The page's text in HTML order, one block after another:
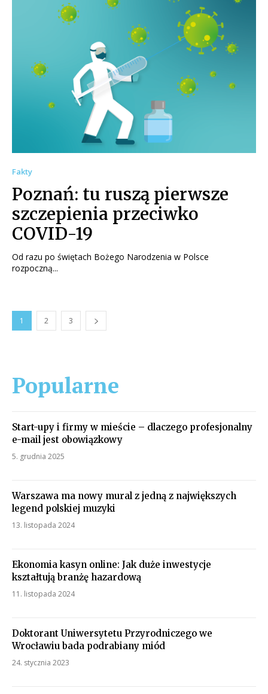
Fakty
Poznań: tu ruszą pierwsze
szczepienia przeciwko
COVID-19
Od razu po świętach Bożego Narodzenia w Polsce
rozpoczną...
1 2 3
Popularne
Start-upy i firmy w mieście – dlaczego profesjonalny
e-mail jest obowiązkowy
5. grudnia 2025
Warszawa ma nowy mural z jedną z największych
legend polskiej muzyki
13. listopada 2024
Ekonomia kasyn online: Jak duże inwestycje
kształtują branżę hazardową
11. listopada 2024
Doktorant Uniwersytetu Przyrodniczego we
Wrocławiu bada podrabiany miód
24. stycznia 2023